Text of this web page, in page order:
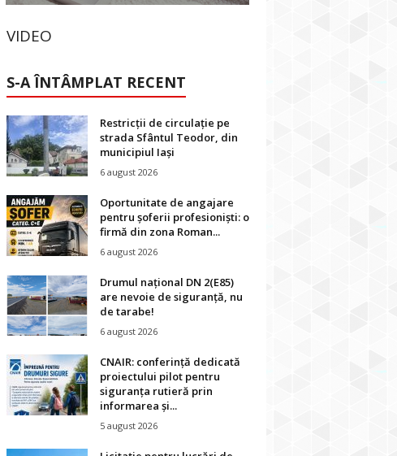
VIDEO
S-A ÎNTÂMPLAT RECENT
Restricții de circulație pe
strada Sfântul Teodor, din
municipiul Iași
6 august 2026
Oportunitate de angajare
pentru șoferii profesioniști: o
firmă din zona Roman...
6 august 2026
Drumul național DN 2(E85)
are nevoie de siguranță, nu
de tarabe!
6 august 2026
CNAIR: conferință dedicată
proiectului pilot pentru
siguranța rutieră prin
informarea și...
5 august 2026